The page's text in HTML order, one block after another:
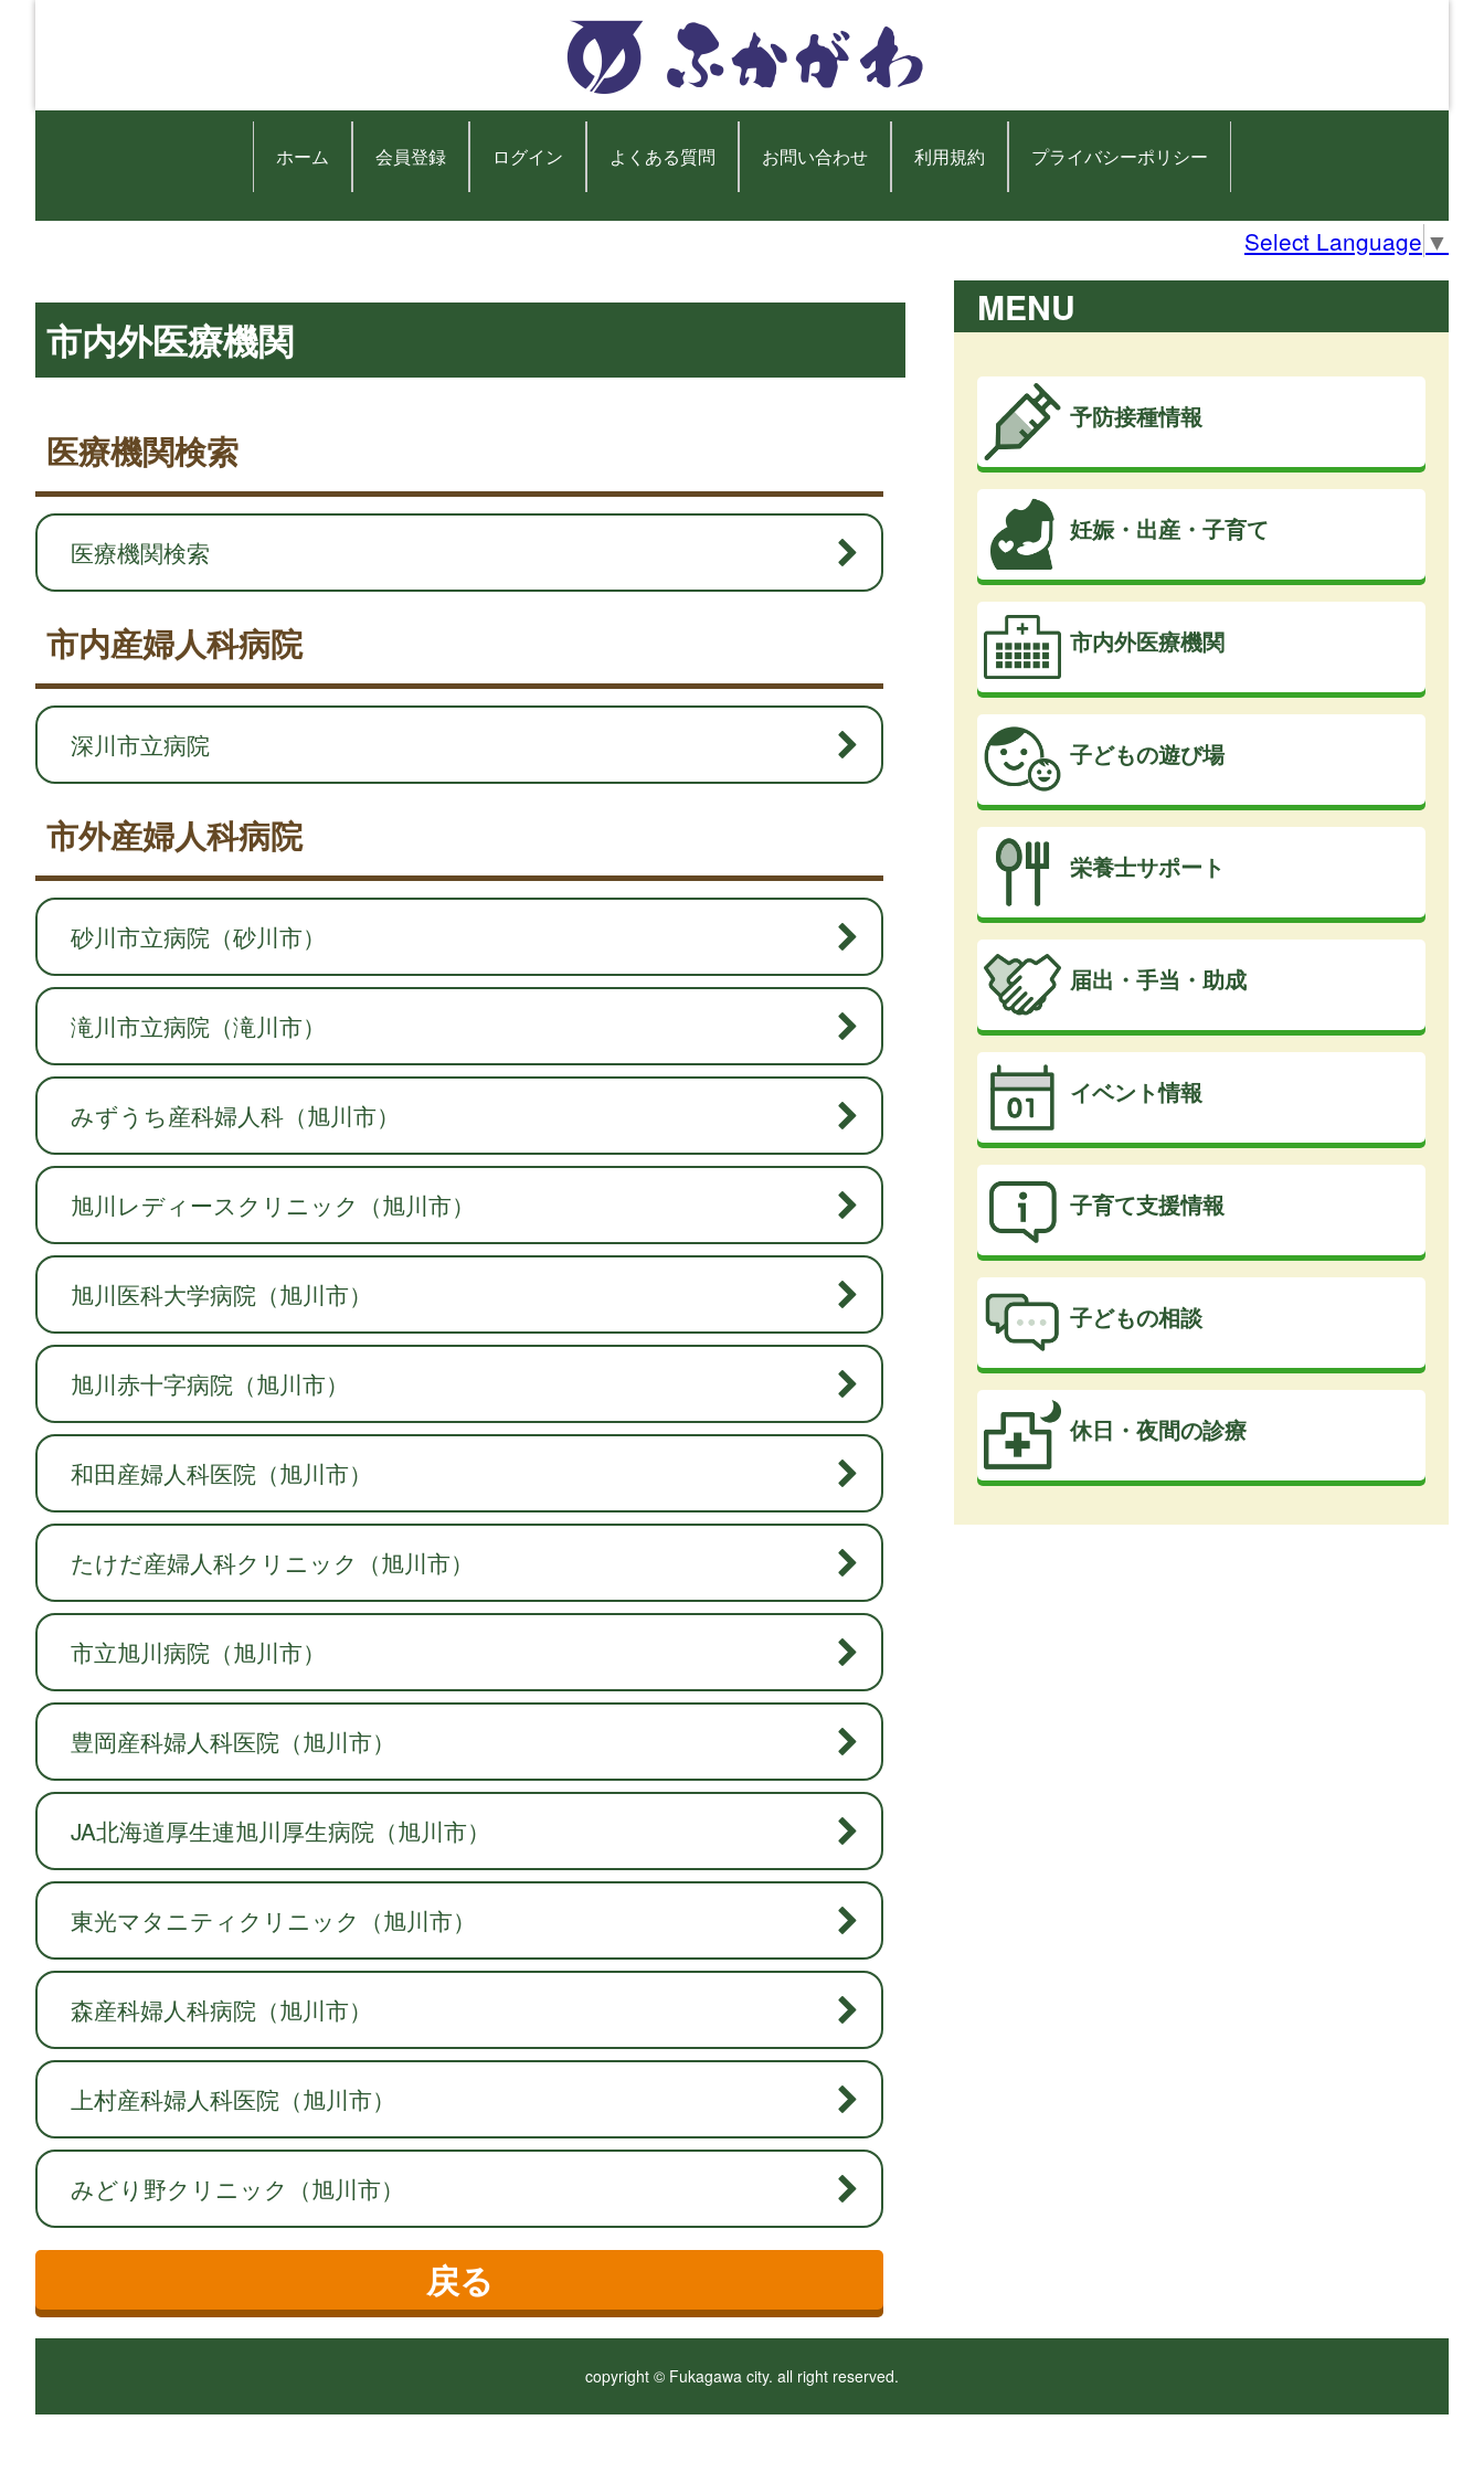
ホーム 会員登録 ログイン よくある質問 お問い合わせ 利用規約 プライバシーポリシー
Select Language ▼
市内外医療機関
医療機関検索
医療機関検索
市内産婦人科病院
深川市立病院
市外産婦人科病院
砂川市立病院（砂川市）
滝川市立病院（滝川市）
みずうち産科婦人科（旭川市）
旭川レディースクリニック（旭川市）
旭川医科大学病院（旭川市）
旭川赤十字病院（旭川市）
和田産婦人科医院（旭川市）
たけだ産婦人科クリニック（旭川市）
市立旭川病院（旭川市）
豊岡産科婦人科医院（旭川市）
JA北海道厚生連旭川厚生病院（旭川市）
東光マタニティクリニック（旭川市）
森産科婦人科病院（旭川市）
上村産科婦人科医院（旭川市）
みどり野クリニック（旭川市）
戻る
MENU
予防接種情報
妊娠・出産・子育て
市内外医療機関
子どもの遊び場
栄養士サポート
届出・手当・助成
イベント情報
子育て支援情報
子どもの相談
休日・夜間の診療
copyright © Fukagawa city. all right reserved.